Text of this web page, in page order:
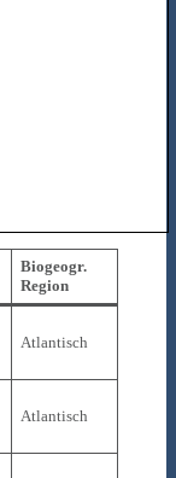
Biogeogr.
Region
Atlantisch
Atlantisch